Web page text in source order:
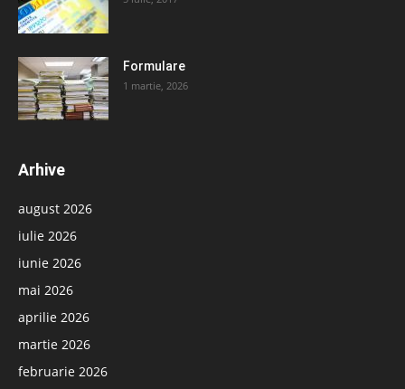
Formulare
1 martie, 2026
Arhive
august 2026
iulie 2026
iunie 2026
mai 2026
aprilie 2026
martie 2026
februarie 2026